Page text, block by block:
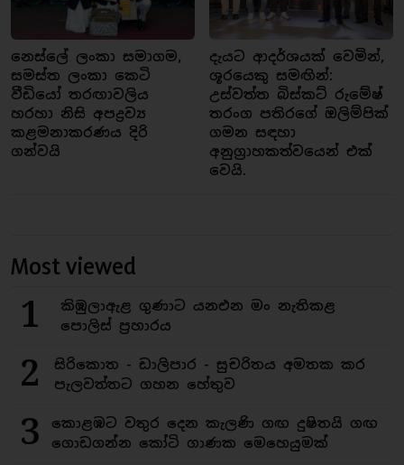
නෙස්ලේ ලංකා සමාගම,
සමස්ත ලංකා කෙටි
වීඩියෝ තරඟාවලිය
හරහා නිසි අපද්‍රව්‍ය
කළමනාකරණය දිරි
ගන්වයි
දැයට ආදර්ශයක් වෙමින්,
ශූරයෙකු සමඟින්:
උස්වත්ත බිස්කට් රුමේෂ්
තරංග පතිරගේ ඔලිම්පික්
ගමන සඳහා
අනුග්‍රාහකත්වයෙන් එක්
වෙයි.
Most viewed
1
කිඹුලාඇළ ගුණාට යනඑන මං නැතිකළ
පොලිස් ප්‍රහාරය
2
සිරිකොත - ඩාලිපාර - සුචරිතය අමතක කර
පැලවත්තට ගහන හේතුව
3
කොළඹට වතුර දෙන කැලණි ගඟ දුෂිතයි ගඟ
ගොඩගන්න කෝටි ගාණක මෙහෙයුමක්